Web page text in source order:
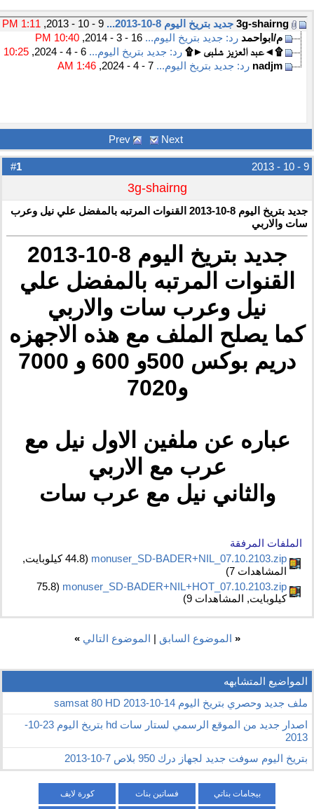
3g-shairng جديد بتريخ اليوم 8-10-2013...
1:11 PM
م/ابواحمد رد: جديد بتريخ اليوم...
10:40 PM
۩◄عبد العزيز شلبى►۩ رد: جديد بتريخ اليوم...
10:25 PM
nadjm رد: جديد بتريخ اليوم... 1:46 AM
Prev Next
1 9 - 10 - 2013
3g-shairng
جديد بتريخ اليوم 8-10-2013 القنوات المرتبه بالمفضل علي نيل وعرب
سات والاربي
جديد بتريخ اليوم 8-10-2013
القنوات المرتبه بالمفضل علي
نيل وعرب سات والاربي
كما يصلح الملف مع هذه الاجهزه
دريم بوكس 500و 600 و 7000
و7020
عباره عن ملفين الاول نيل مع
عرب مع الاربي
والثاني نيل مع عرب سات
الملفات المرفقة
monuser_SD-BADER+NIL_07.10.2103.zip‏
(44.8 كيلوبايت,
المشاهدات 7)
monuser_SD-BADER+NIL+HOT_07.10.2103.zip‏
(75.8
كيلوبايت, المشاهدات 9)
« الموضوع السابق | الموضوع التالي »
المواضيع المتشابهه
ملف جديد وحصري بتريخ اليوم 14-10-2013 samsat 80 HD
اصدار جديد من الموقع الرسمي لستار سات hd بتريخ اليوم 23-10-
2013
بتريخ اليوم سوفت جديد لجهاز درك 950 بلاص 7-10-2013
بيجامات بناتي فساتين بنات كورة لايف